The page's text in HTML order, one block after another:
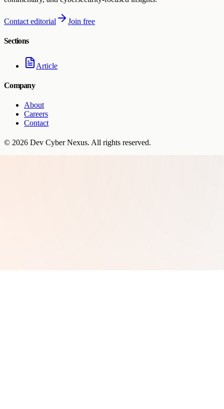
Contact editorial Join free
Sections
Article
Company
About
Careers
Contact
© 2026 Dev Cyber Nexus. All rights reserved.